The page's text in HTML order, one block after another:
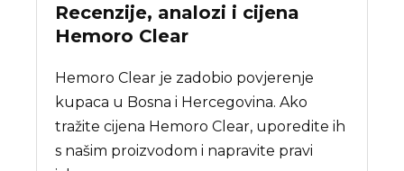
Recenzije, analozi i cijena
Hemoro Clear
Hemoro Clear je zadobio povjerenje
kupaca u Bosna i Hercegovina. Ako
tražite cijena Hemoro Clear, uporedite ih
s našim proizvodom i napravite pravi